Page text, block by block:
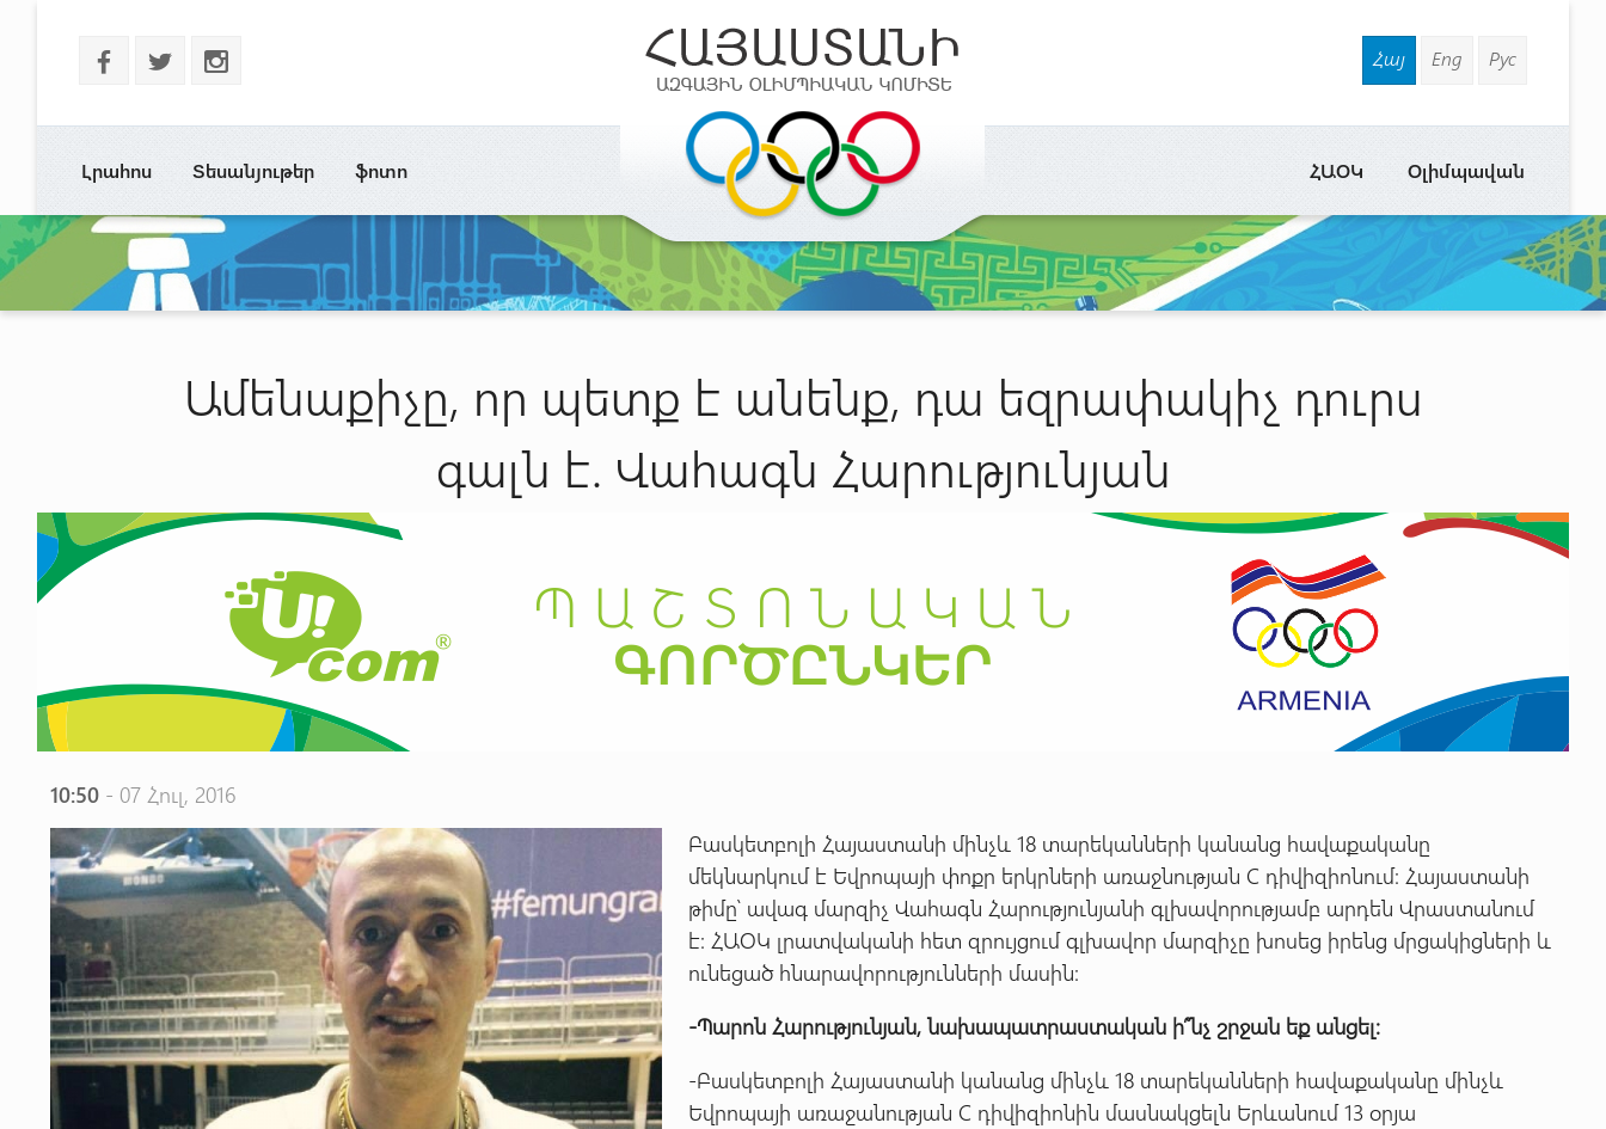
b a x Հայ Eng Рус
Լրահոս Տեսանյութեր ֆոտո Օլիմպավան
ՀԱՕԿ
Ամենաքիչը, որ պետք է անենք, դա եզրափակիչ դուրս
գալն է. Վահագն Հարությունյան
10:50 - 07 Հուլ, 2016
Բասկետբոլի Հայաստանի մինչև 18 տարեկանների կանանց հավաքականը
մեկնարկում է Եվրոպայի փոքր երկրների առաջնության C դիվիզիոնում: Հայաստանի
թիմը՝ ավագ մարզիչ Վահագն Հարությունյանի գլխավորությամբ արդեն Վրաստանում
է: ՀԱՕԿ լրատվականի հետ զրույցում գլխավոր մարզիչը խոսեց իրենց մրցակիցների և
ունեցած հնարավորությունների մասին:
-ՊարոնՀարությունյան, նախապատրաստական ի՞նչ շրջան եք անցել:
-Բասկետբոլի Հայաստանի կանանց մինչև 18 տարեկանների հավաքականը մինչև
Եվրոպայի առաջանության C դիվիզիոնին մասնակցելն Երևանում 13 օրյա